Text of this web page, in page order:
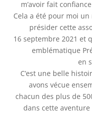
m’avoir fait
Cela a été pour moi
présider cette
16 septembre 2021 et
emblématique
en
C’est une belle
avons vécue
chacun des plus de
dans cette